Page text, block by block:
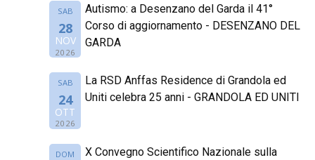
SAB
28
NOV
2026
Autismo: a Desenzano del Garda il 41°
Corso di aggiornamento - DESENZANO DEL
GARDA
SAB
24
OTT
2026
La RSD Anffas Residence di Grandola ed
Uniti celebra 25 anni - GRANDOLA ED UNITI
DOM
X Convegno Scientifico Nazionale sulla